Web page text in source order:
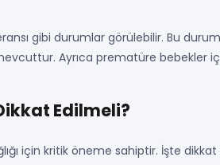
gibi durumlar görülebilir. Bu
Ayrıca prematüre bebekler
Edilmeli?
için kritik öneme sahiptir. İşte